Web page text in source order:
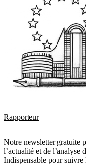
Rapporteur
Notre newsletter gratuite
l’actualité et de l’analyse
Indispensable pour suivre